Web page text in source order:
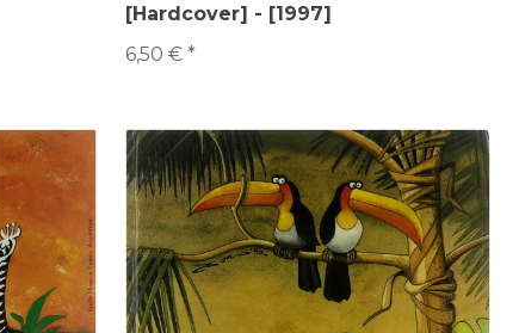
[Hardcover] - [1997]
6,50 € *